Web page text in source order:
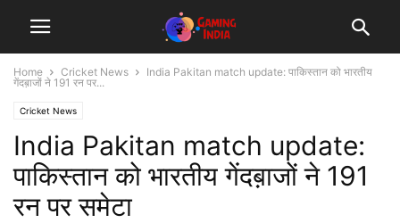
Home Cricket News
India Pakitan match update: पाकिस्तान को भारतीय
गेंदब़ाजों ने 191 रन पर...
Cricket News
India Pakitan match update:
पाकिस्तान को भारतीय गेंदब़ाजों ने 191
रन पर समेटा